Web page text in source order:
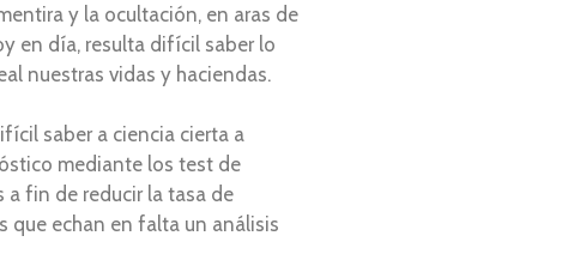
y la ocultación, en aras de
en día, resulta difícil saber lo
nuestras vidas y haciendas.
saber a ciencia cierta a
mediante los test de
fin de reducir la tasa de
que echan en falta un análisis